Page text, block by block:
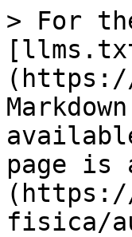
> For
page is
(https://
fisica/